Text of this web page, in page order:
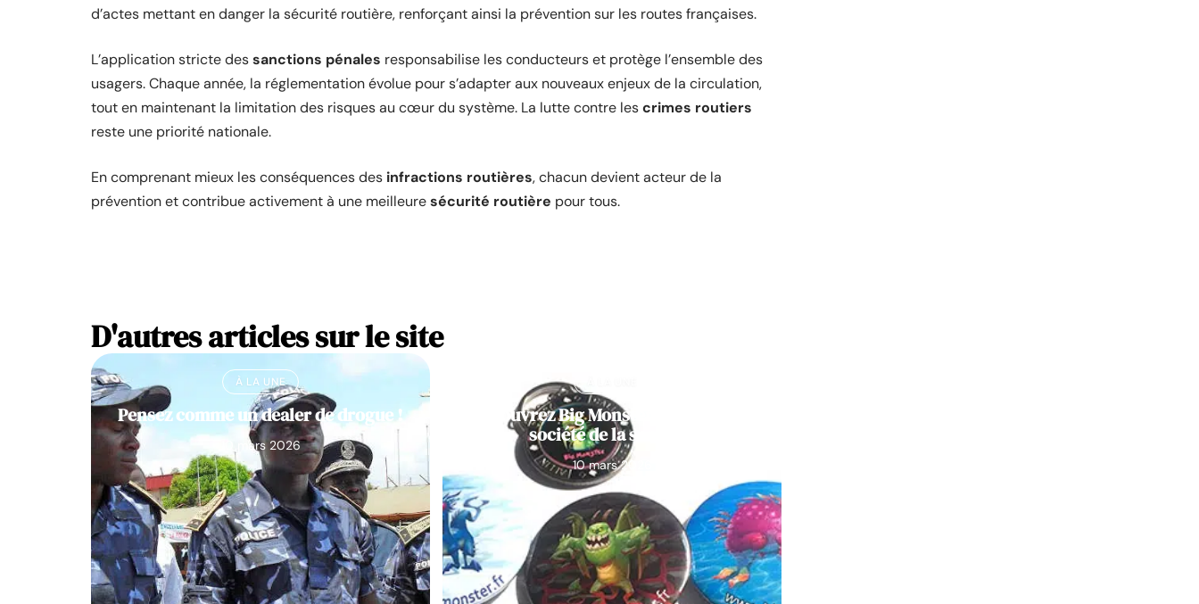
d’actes mettant en danger la sécurité routière, renforçant ainsi la prévention sur les routes françaises.
L’application stricte dessanctions pénales responsabilise les conducteurs et protège l’ensemble des
usagers. Chaque année, la réglementation évolue pour s’adapter aux nouveaux enjeux de la circulation,
tout en maintenant la limitation des risques au cœur du système. La lutte contre lescrimes routiers
reste une priorité nationale.
En comprenant mieux les conséquences des infractions routières, chacun devient acteur de la
prévention et contribue activement à une meilleuresécurité routière pour tous.
D'autres articles sur le site
À LA UNE
Pensez comme un dealer de drogue !
10 mars 2026
Découvrez Big Monster, notre jeu de
société de la semaine
10 mars 2026